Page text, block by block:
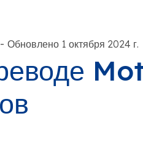
- Обновлено 1 октября 2024 г.